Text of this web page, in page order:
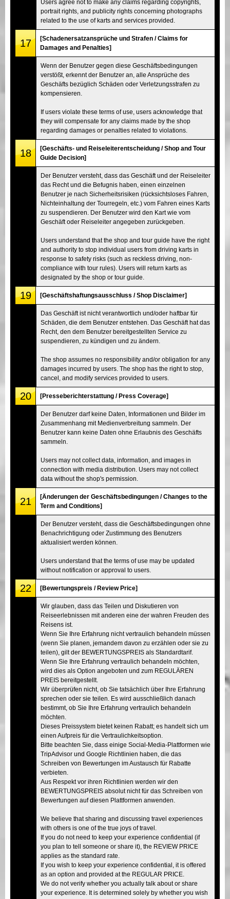
Users agree not to make any claims regarding copyrights,
portrait rights, and publicity rights concerning photographs
related to the use of karts and services provided.
17
[Schadenersatzansprüche und Strafen / Claims for
Damages and Penalties]
Wenn der Benutzer gegen diese Geschäftsbedingungen
verstößt, erkennt der Benutzer an, alle Ansprüche des
Geschäfts bezüglich Schäden oder Verletzungsstrafen zu
kompensieren.
If users violate these terms of use, users acknowledge that
they will compensate for any claims made by the shop
regarding damages or penalties related to violations.
18
[Geschäfts- und Reiseleiterentscheidung / Shop and Tour
Guide Decision]
Der Benutzer versteht, dass das Geschäft und der Reiseleiter
das Recht und die Befugnis haben, einen einzelnen
Benutzer je nach Sicherheitsrisiken (rücksichtsloses Fahren,
Nichteinhaltung der Tourregeln, etc.) vom Fahren eines Karts
zu suspendieren. Der Benutzer wird den Kart wie vom
Geschäft oder Reiseleiter angegeben zurückgeben.
Users understand that the shop and tour guide have the right
and authority to stop individual users from driving karts in
response to safety risks (such as reckless driving, non-
compliance with tour rules). Users will return karts as
designated by the shop or tour guide.
19 [Geschäftshaftungsausschluss / Shop Disclaimer]
Das Geschäft ist nicht verantwortlich und/oder haftbar für
Schäden, die dem Benutzer entstehen. Das Geschäft hat das
Recht, den dem Benutzer bereitgestellten Service zu
suspendieren, zu kündigen und zu ändern.
The shop assumes no responsibility and/or obligation for any
damages incurred by users. The shop has the right to stop,
cancel, and modify services provided to users.
20 [Presseberichterstattung / Press Coverage]
Der Benutzer darf keine Daten, Informationen und Bilder im
Zusammenhang mit Medienverbreitung sammeln. Der
Benutzer kann keine Daten ohne Erlaubnis des Geschäfts
sammeln.
Users may not collect data, information, and images in
connection with media distribution. Users may not collect
data without the shop's permission.
21
[Änderungen der Geschäftsbedingungen / Changes to the
Term and Conditions]
Der Benutzer versteht, dass die Geschäftsbedingungen ohne
Benachrichtigung oder Zustimmung des Benutzers
aktualisiert werden können.
Users understand that the terms of use may be updated
without notification or approval to users.
22 [Bewertungspreis / Review Price]
Wir glauben, dass das Teilen und Diskutieren von
Reiseerlebnissen mit anderen eine der wahren Freuden des
Reisens ist.
Wenn Sie Ihre Erfahrung nicht vertraulich behandeln müssen
(wenn Sie planen, jemandem davon zu erzählen oder sie zu
teilen), gilt der BEWERTUNGSPREIS als Standardtarif.
Wenn Sie Ihre Erfahrung vertraulich behandeln möchten,
wird dies als Option angeboten und zum REGULÄREN
PREIS bereitgestellt.
Wir überprüfen nicht, ob Sie tatsächlich über Ihre Erfahrung
sprechen oder sie teilen. Es wird ausschließlich danach
bestimmt, ob Sie Ihre Erfahrung vertraulich behandeln
möchten.
Dieses Preissystem bietet keinen Rabatt; es handelt sich um
einen Aufpreis für die Vertraulichkeitsoption.
Bitte beachten Sie, dass einige Social-Media-Plattformen wie
TripAdvisor und Google Richtlinien haben, die das
Schreiben von Bewertungen im Austausch für Rabatte
verbieten.
Aus Respekt vor ihren Richtlinien werden wir den
BEWERTUNGSPREIS absolut nicht für das Schreiben von
Bewertungen auf diesen Plattformen anwenden.
We believe that sharing and discussing travel experiences
with others is one of the true joys of travel.
If you do not need to keep your experience confidential (if
you plan to tell someone or share it), the REVIEW PRICE
applies as the standard rate.
If you wish to keep your experience confidential, it is offered
as an option and provided at the REGULAR PRICE.
We do not verify whether you actually talk about or share
your experience. It is determined solely by whether you wish